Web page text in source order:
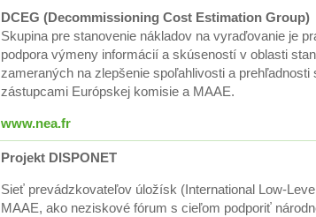
DCEG (Decommissioning Cost Estimation Group)
Skupina pre stanovenie nákladov na vyraďovanie je
podpora výmeny informácií a skúseností v oblasti
zameraných na zlepšenie spoľahlivosti a
zástupcami Európskej komisie a MAAE.
www.nea.fr
Projekt DISPONET
Sieť prevádzkovateľov úložísk (International Low-
MAAE, ako neziskové fórum s cieľom podporiť